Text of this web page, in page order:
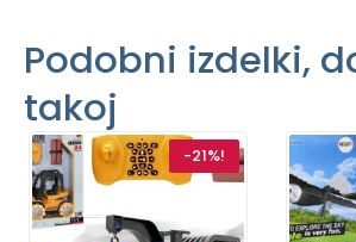
Podobni izdelki,
takoj
-21%!